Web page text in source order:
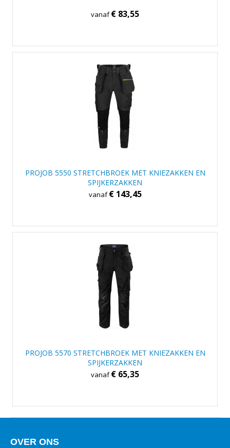
vanaf€ 83,55
PROJOB 5550 STRETCHBROEK MET KNIEZAKKEN EN
SPIJKERZAKKEN
vanaf€ 143,45
PROJOB 5570 STRETCHBROEK MET KNIEZAKKEN EN
SPIJKERZAKKEN
vanaf€ 65,35
OVER ONS